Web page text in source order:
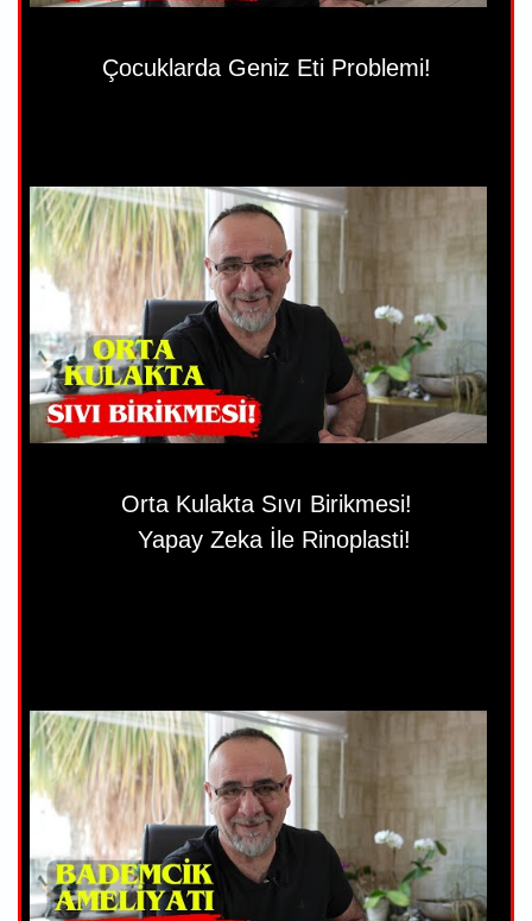
Çocuklarda Geniz Eti Problemi!
Orta Kulakta Sıvı Birikmesi!
Yapay Zeka İle Rinoplasti!